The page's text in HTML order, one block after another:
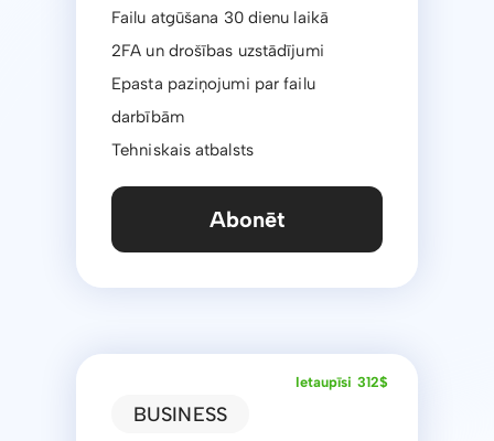
Failu atgūšana 30 dienu laikā
2FA un drošības uzstādījumi
Epasta paziņojumi par failu
darbībām
Tehniskais atbalsts
Abonēt
Ietaupīsi 312$
BUSINESS